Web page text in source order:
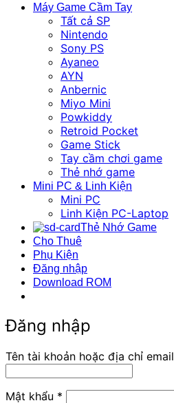
Máy Game Cầm Tay
Tất cả SP
Nintendo
Sony PS
Ayaneo
AYN
Anbernic
Miyo Mini
Powkiddy
Retroid Pocket
Game Stick
Tay cầm chơi game
Thẻ nhớ game
Mini PC & Linh Kiện
Mini PC
Linh Kiện PC-Laptop
Thẻ Nhớ Game
Cho Thuê
Phụ Kiện
Đăng nhập
Download ROM
Đăng nhập
Tên tài khoản hoặc địa chỉ email
Mật khẩu *